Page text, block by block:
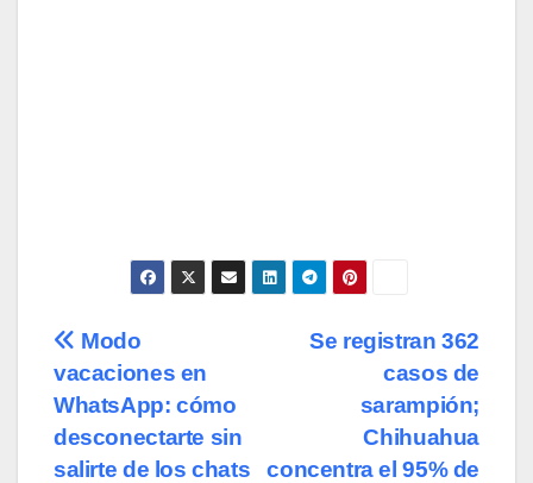
Navegación
de
entradas
Se registran 362
casos de
sarampión;
Chihuahua
concentra el 95% de
Modo
vacaciones en
WhatsApp: cómo
desconectarte sin
salirte de los chats